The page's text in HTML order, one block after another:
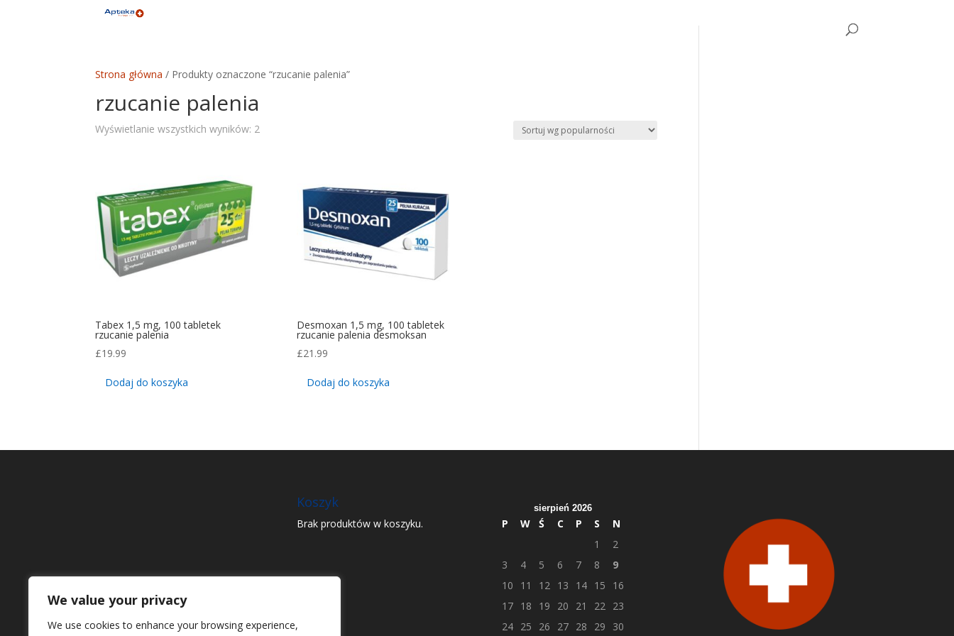
We value your privacy
We use cookies to enhance your browsing experience,
Strona główna / Produkty oznaczone “rzucanie palenia”
rzucanie palenia
Wyświetlanie wszystkich wyników: 2
Tabex 1,5 mg, 100 tabletek
rzucanie palenia
£19.99
Dodaj do koszyka
Desmoxan 1,5 mg, 100 tabletek
rzucanie palenia desmoksan
£21.99
Dodaj do koszyka
Koszyk
Brak produktów w koszyku.
sierpień 2026
P W Ś C P S
N
1
2
3
4 5 6 7 8
9
10
11 12 13 14 15
16
17
18 19 20 21 22
23
24
25 26 27 28 29 30